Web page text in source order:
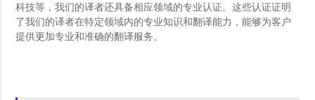
科技等，我们的译者还具备相应领域的专业认证。这些认证证明
了我们的译者在特定领域内的专业知识和翻译能力，能够为客户
提供更加专业和准确的翻译服务。